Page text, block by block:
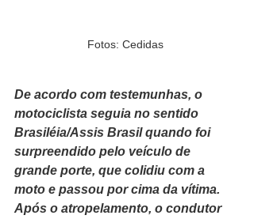
Fotos: Cedidas
De acordo com testemunhas, o
motociclista seguia no sentido
Brasiléia/Assis Brasil quando foi
surpreendido pelo veículo de
grande porte, que colidiu com a
moto e passou por cima da vítima.
Após o atropelamento, o condutor